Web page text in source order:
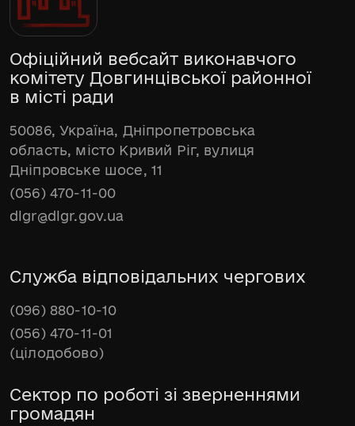
Офіційний вебсайт виконавчого
комітету Довгинцівської районної
в місті ради
50086, Україна, Дніпропетровська
область, місто Кривий Ріг, вулиця
Дніпровське шосе, 11
(056) 470-11-00
dlgr@dlgr.gov.ua
Служба відповідальних чергових
(096) 880-10-10
(056) 470-11-01
(цілодобово)
Сектор по роботі зі зверненнями
громадян